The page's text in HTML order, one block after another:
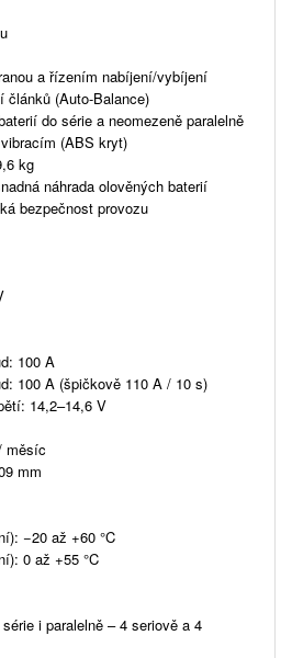
a řízením nabíjení/vybíjení
(Auto-Balance)
do série a neomezeně paralelně
(ABS kryt)
kg
náhrada olověných baterií
bezpečnost provozu
100 A
100 A (špičkově 110 A / 10 s)
14,2–14,6 V
měsíc
mm
−20 až +60 °C
0 až +55 °C
i paralelně – 4 seriově a 4